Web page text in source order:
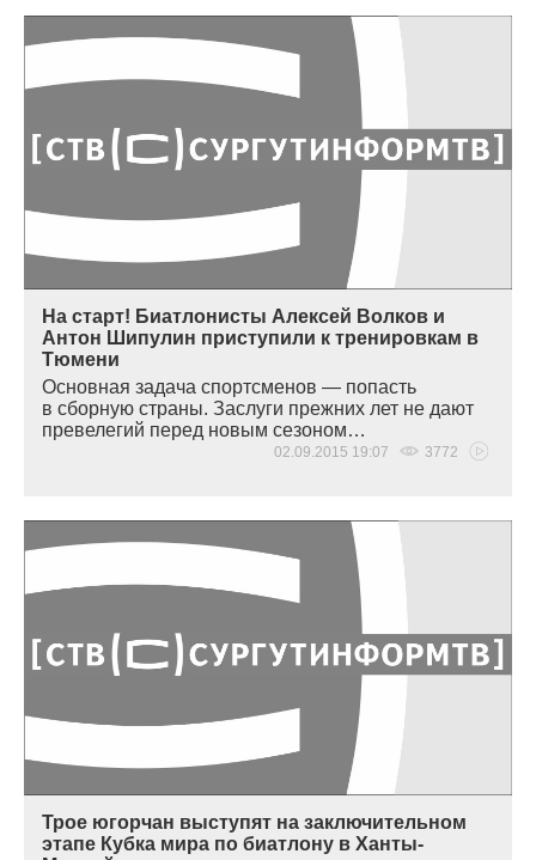
На старт! Биатлонисты Алексей Волков и
Антон Шипулин приступили к тренировкам в
Тюмени
Основная задача спортсменов — попасть
в сборную страны. Заслуги прежних лет не дают
превелегий перед новым сезоном…
02.09.2015 19:07 3772
Трое югорчан выступят на заключительном
этапе Кубка мира по биатлону в Ханты-